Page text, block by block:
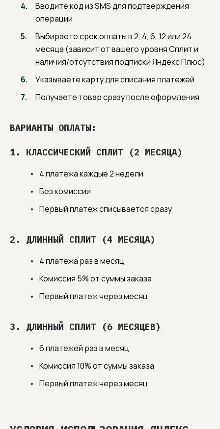
Вводите код из SMS для подтверждения
операции
Выбираете срок оплаты в 2, 4, 6, 12 или 24
месяца (зависит от вашего уровня Сплит и
наличия/отсутствия подписки Яндекс Плюс)
Указываете карту для списания платежей
Получаете товар сразу после оформления
ВАРИАНТЫ ОПЛАТЫ:
1. КЛАССИЧЕСКИЙ СПЛИТ (2 МЕСЯЦА)
4 платежа каждые 2 недели
Без комиссии
Первый платеж списывается сразу
2. ДЛИННЫЙ СПЛИТ (4 МЕСЯЦА)
4 платежа раз в месяц
Комиссия 5% от суммы заказа
Первый платеж через месяц
3. ДЛИННЫЙ СПЛИТ (6 МЕСЯЦЕВ)
6 платежей раз в месяц
Комиссия 10% от суммы заказа
Первый платеж через месяц